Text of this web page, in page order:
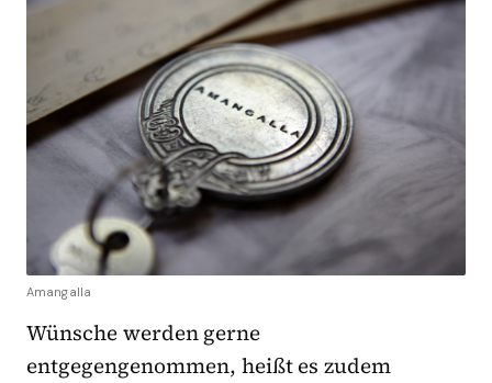
Amangalla
Wünsche werden gerne
entgegengenommen, heißt es zudem